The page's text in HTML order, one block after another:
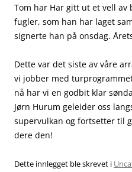
Tom har Har gitt ut et vell av
fugler, som han har laget
signerte han på onsdag.
Dette var det siste av våre
vi jobber med
nå har vi en godbit klar
Jørn Hurum geleider oss
supervulkan og fortsetter til
dere den!
Dette innlegget ble skrevet i